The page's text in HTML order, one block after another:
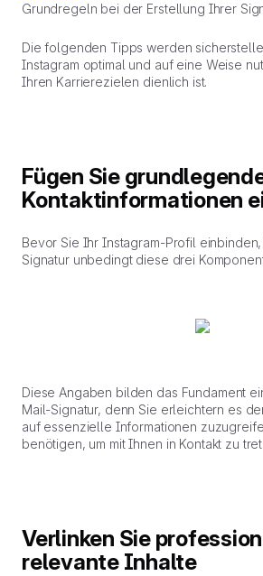
Grundregeln bei der Erstellung Ihrer
Die folgenden Tipps werden
Instagram optimal und auf eine Weise
Ihren Karrierezielen dienlich ist.
Fügen Sie
Kontaktinformationen
Bevor Sie Ihr Instagram-Profil
Signatur unbedingt diese drei
Diese Angaben bilden das Fundament
Mail-Signatur, denn Sie erleichtern es
auf essenzielle Informationen
benötigen, um mit Ihnen in Kontakt zu
Verlinken Sie
relevante Inhalte